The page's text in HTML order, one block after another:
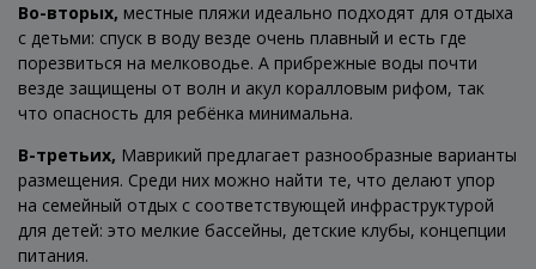
Во-вторых, местные пляжи идеально подходят для отдыха
с детьми: спуск в воду везде очень плавный и есть где
порезвиться на мелководье. А прибрежные воды почти
везде защищены от волн и акул коралловым рифом, так
что опасность для ребёнка минимальна.
В-третьих, Маврикий предлагает разнообразные варианты
размещения. Среди них можно найти те, что делают упор
на семейный отдых с соответствующей инфраструктурой
для детей: это мелкие бассейны, детские клубы, концепции
питания.